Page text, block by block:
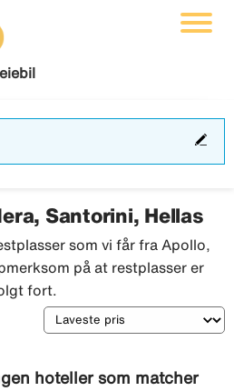
Santorini, Hellas
som vi får fra Apollo,
på at restplasser er
fort.
Sortering
hoteller som matcher